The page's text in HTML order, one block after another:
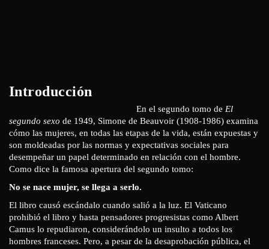
Introducción
En el segundo tomo de El
segundo sexo de 1949, Simone de Beauvoir (1908-1986) examina
cómo las mujeres, en todas las etapas de la vida, están expuestas y
son moldeadas por las normas y expectativas sociales para
desempeñar un papel determinado en relación con el hombre.
Como dice la famosa apertura del segundo tomo:
No se nace mujer, se llega a serlo.
El libro causó escándalo cuando salió a la luz. El Vaticano
prohibió el libro y hasta pensadores progresistas como Albert
Camus lo repudiaron, considerándolo un insulto a todos los
hombres franceses. Pero, a pesar de la desaprobación pública, el